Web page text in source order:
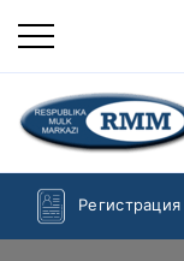
Регистрация